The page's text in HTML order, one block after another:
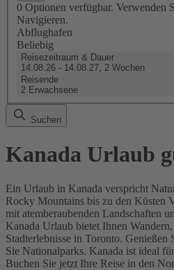
0 Optionen verfügbar. Verwenden
Navigieren.
Abflughafen
Beliebig
Reisezeitraum & Dauer
14.08.26 - 14.08.27, 2 Wochen
Reisende
2 Erwachsene
Suchen
Kanada Urlaub
Ein Urlaub in Kanada verspricht
Rocky Mountains bis zu den Küsten
mit atemberaubenden Landschaften
Kanada Urlaub bietet Ihnen
Stadterlebnisse in Toronto. Genießen
Sie Nationalparks. Kanada ist ideal
Buchen Sie jetzt Ihre Reise in den